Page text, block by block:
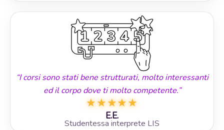
“I corsi sono stati bene strutturati, molto interessanti
ed il corpo dove ti molto competente.”
★★★★★
E.E.
Studentessa interprete LIS